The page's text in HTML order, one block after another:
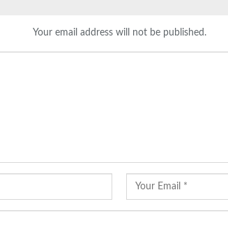
Your email address will not be published.